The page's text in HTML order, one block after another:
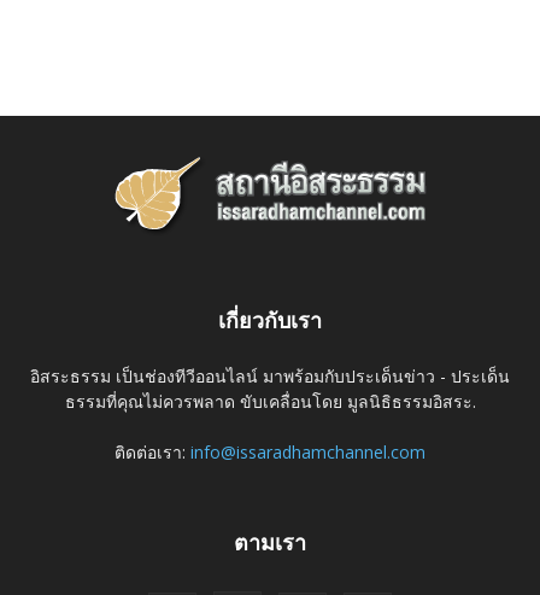
เกี่ยวกับเรา
อิสระธรรม เป็นช่องทีวีออนไลน์ มาพร้อมกับประเด็นข่าว - ประเด็น
ธรรมที่คุณไม่ควรพลาด ขับเคลื่อนโดย มูลนิธิธรรมอิสระ.
ติดต่อเรา: info@issaradhamchannel.com
ตามเรา